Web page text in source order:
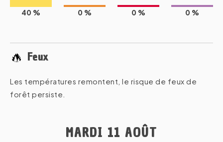
40 % 0 % 0 % 0 %
Feux
Les températures remontent, le risque de feux de
forêt persiste.
MARDI 11 AOÛT